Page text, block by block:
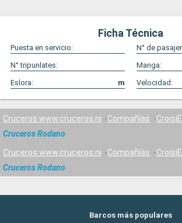
Ficha Técnica
Puesta en servicio:
N° de
N° tripunlates:
Manga:
Eslora:
m Velocidad:
Cruceros www.cruceros.ni Compañías
Cruceros Rodano
Cruceros www.cruceros.ni Compañías
Cruceros Rodano
Barcos más populares